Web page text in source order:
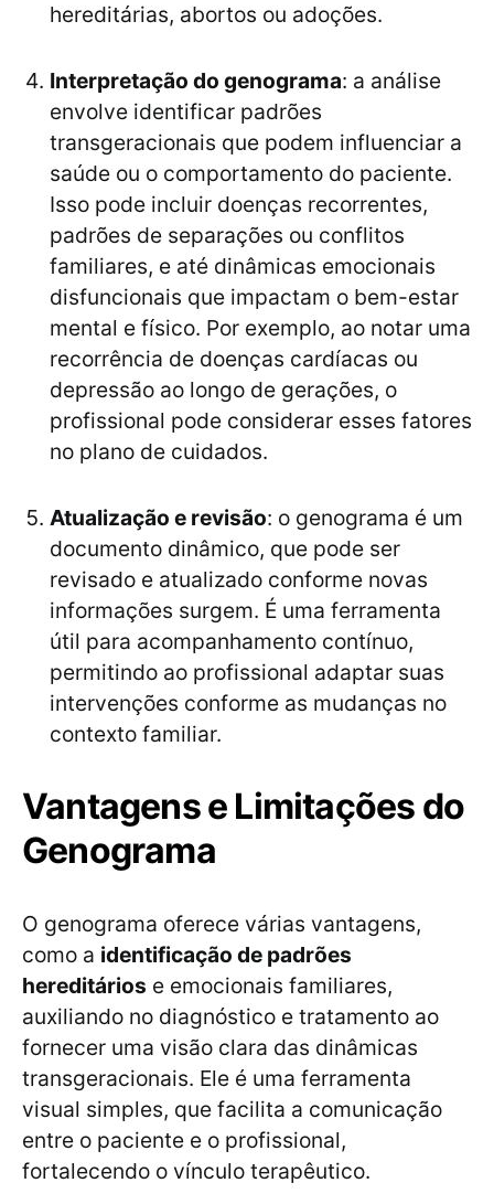
hereditárias, abortos ou adoções.
Interpretação do genograma: a análise
envolve identificar padrões
transgeracionais que podem influenciar a
saúde ou o comportamento do paciente.
Isso pode incluir doenças recorrentes,
padrões de separações ou conflitos
familiares, e até dinâmicas emocionais
disfuncionais que impactam o bem-estar
mental e físico. Por exemplo, ao notar uma
recorrência de doenças cardíacas ou
depressão ao longo de gerações, o
profissional pode considerar esses fatores
no plano de cuidados.
Atualização e revisão: o genograma é um
documento dinâmico, que pode ser
revisado e atualizado conforme novas
informações surgem. É uma ferramenta
útil para acompanhamento contínuo,
permitindo ao profissional adaptar suas
intervenções conforme as mudanças no
contexto familiar.
Vantagens e Limitações do
Genograma
O genograma oferece várias vantagens,
como a identificação de padrões
hereditários e emocionais familiares,
auxiliando no diagnóstico e tratamento ao
fornecer uma visão clara das dinâmicas
transgeracionais. Ele é uma ferramenta
visual simples, que facilita a comunicação
entre o paciente e o profissional,
fortalecendo o vínculo terapêutico.